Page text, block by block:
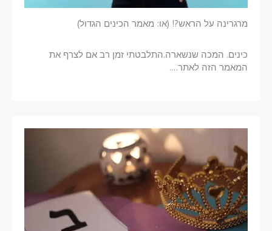
מרגרינה על הראש?! (או: מאמר הכינים הגדול)
כינים. המכה שנשארה.התלבטתי זמן רב אם לצרף את
המאמר הזה לאתר….